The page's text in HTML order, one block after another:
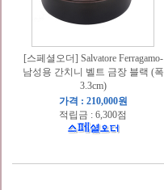
[스페셜오더] Salvatore Ferragamo-
남성용 간치니 벨트 금장 블랙 (폭
3.3cm)
가격 : 210,000원
적립금 : 6,300점